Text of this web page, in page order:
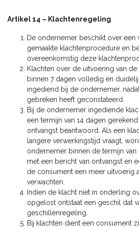
Artikel 14 – Klachtenregeling
De ondernemer beschikt over een
gemaakte klachtenprocedure en
overeenkomstig deze
Klachten over de uitvoering van
binnen 7 dagen volledig en
ingediend bij de ondernemer,
gebreken heeft geconstateerd.
Bij de ondernemer ingediende
een termijn van 14 dagen
ontvangst beantwoord. Als een
langere verwerkingstijd vraagt,
ondernemer binnen de termijn van
met een bericht van ontvangst en
de consument een meer uitvoerig
verwachten.
Indien de klacht niet in onderling
opgelost ontstaat een geschil dat
geschillenregeling.
Bij klachten dient een consument